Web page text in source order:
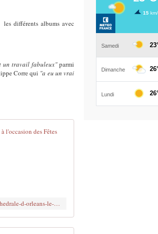
différents albums avec
un travail fabuleux"parmi
Corre qui "a eu un vrai
é
n
http://www.clodelle45autrement.fr/2016/04/luc-arbogast-oreflam-tour-a-la-cathedrale-d-orleans-le-4-mai-2016-a-l-occasion-des-fetes-de-jeanne-d-arc.html